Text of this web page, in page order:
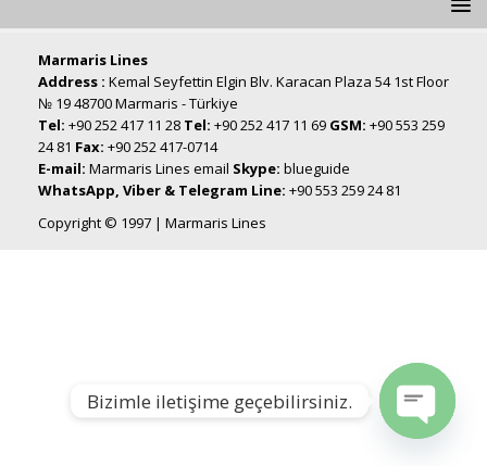
Marmaris Lines
Address : Kemal Seyfettin Elgin Blv. Karacan Plaza 54 1st Floor
№ 19 48700 Marmaris - Türkiye
Tel: +90 252 417 11 28 Tel: +90 252 417 11 69 GSM: +90 553 259
24 81 Fax: +90 252 417-0714
E-mail: Marmaris Lines email Skype: blueguide
WhatsApp, Viber & Telegram Line: +90 553 259 24 81
Copyright © 1997 | Marmaris Lines
Bizimle iletişime geçebilirsiniz.